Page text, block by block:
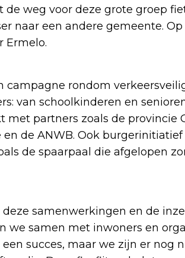
weg voor deze grote groep
naar een andere gemeente.
Ermelo.
campagne rondom
van schoolkinderen en
partners zoals de provincie
de ANWB. Ook burgerinitiatief
de spaarpaal die afgelopen
samenwerkingen en de
we samen met inwoners en
succes, maar we zijn er nog